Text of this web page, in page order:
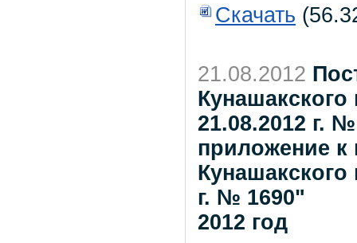
Скачать
21.08.2012
21.08.2012 г.
приложение к
Кунашакского
г. № 1690"
2012 год